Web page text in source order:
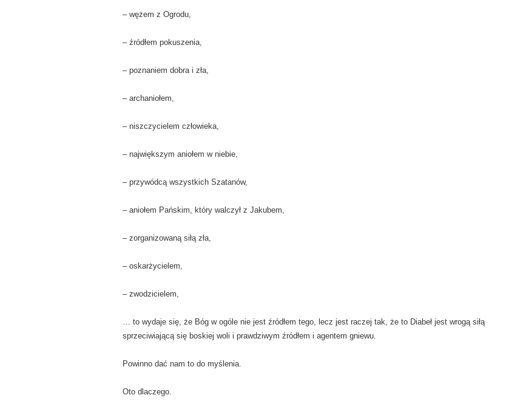
– wężem z Ogrodu,
– źródłem pokuszenia,
– poznaniem dobra i zła,
– archaniołem,
– niszczycielem człowieka,
– największym aniołem w niebie,
– przywódcą wszystkich Szatanów,
– aniołem Pańskim, który walczył z Jakubem,
– zorganizowaną siłą zła,
– oskarżycielem,
– zwodzicielem,
… to wydaje się, że Bóg w ogóle nie jest źródłem tego, lecz jest raczej tak, że to Diabeł jest wrogą siłą
sprzeciwiającą się boskiej woli i prawdziwym źródłem i agentem gniewu.
Powinno dać nam to do myślenia.
Oto dlaczego.